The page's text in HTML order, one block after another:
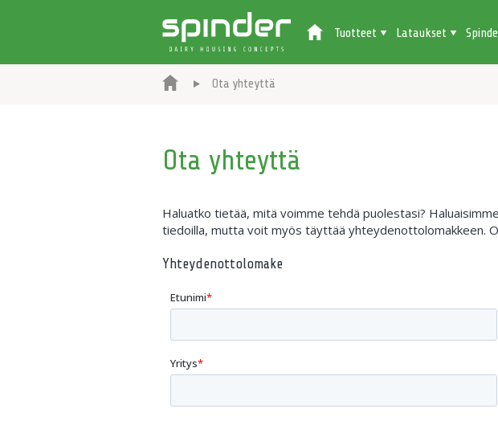
Tuotteet Lataukset
Ota yhteyttä
Ota yhteyttä
Haluatko tietää, mitä voimme tehdä puolestasi?
tiedoilla, mutta voit myös täyttää yhteydenottolomakkeen.
Yhteydenottolomake